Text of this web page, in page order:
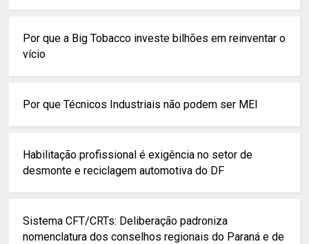
Por que a Big Tobacco investe bilhões em reinventar o
vício
Por que Técnicos Industriais não podem ser MEI
Habilitação profissional é exigência no setor de
desmonte e reciclagem automotiva do DF
Sistema CFT/CRTs: Deliberação padroniza
nomenclatura dos conselhos regionais do Paraná e de